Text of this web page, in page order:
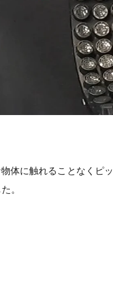
体に触れることなくピッ
。